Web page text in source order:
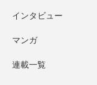
インタビュー
マンガ
連載一覧